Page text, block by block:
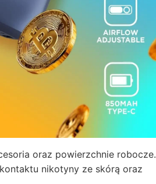
oraz powierzchnie robocze.
nikotyny ze skórą oraz